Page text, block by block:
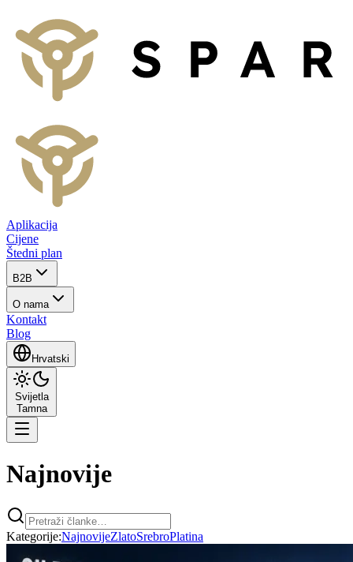
Aplikacija
Cijene
Štedni plan
B2B
O nama
Kontakt
Blog
Hrvatski
Svijetla
Tamna
Najnovije
Kategorije:NajnovijeZlatoSrebroPlatina